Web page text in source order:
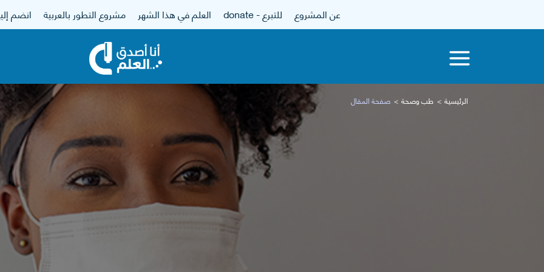
عن المشروع للتبرع - donate العلم في هذا الشهر مشروع التطور بالعربية انضم
الرئيسية طب وصحة صفحة المقال